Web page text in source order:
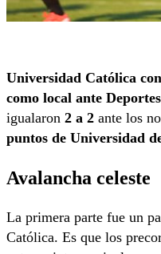
Universidad Católica
como local ante
igualaron 2 a 2 ante los
puntos de Universidad
Avalancha celeste
La primera parte fue un
Católica. Es que los